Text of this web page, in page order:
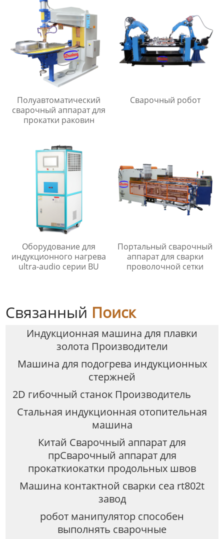
Полуавтоматический
сварочный аппарат для
прокатки раковин
Сварочный робот
Оборудование для
индукционного нагрева
ultra-audio серии BU
Портальный сварочный
аппарат для сварки
проволочной сетки
Связанный Поиск
Индукционная машина для плавки
золота Производители
Машина для подогрева индукционных
стержней
2D гибочный станок Производитель
Стальная индукционная отопительная
машина
Китай Сварочный аппарат для
прСварочный аппарат для
прокаткиокатки продольных швов
Машина контактной сварки cea rt802t
завод
робот манипулятор способен
выполнять сварочные